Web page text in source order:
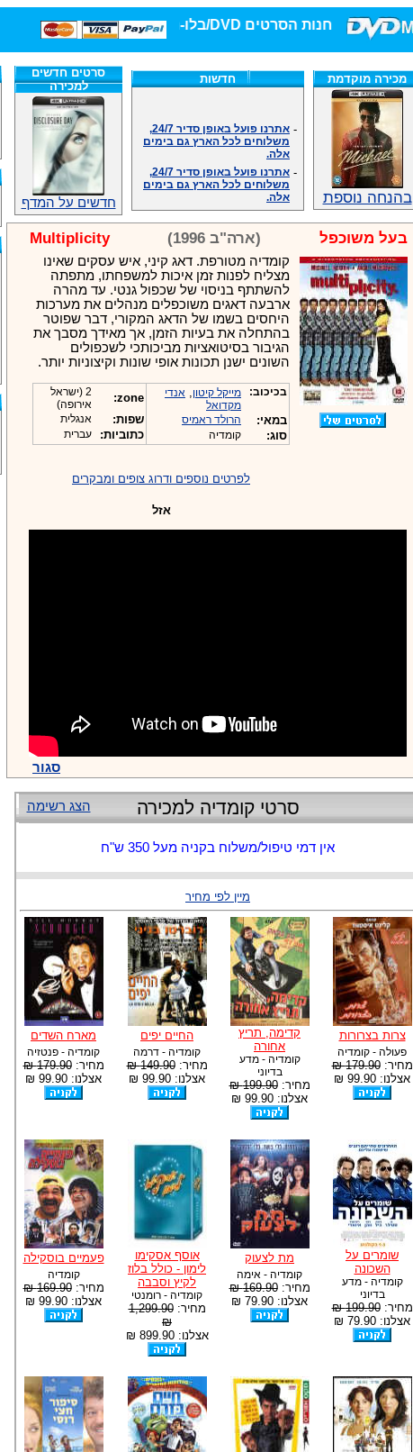
חנות הסרטים DVD/בלו-ריי/3D הגדולה ביותר!
מכירה מוקדמת
בהנחה נוספת
חדשות
משלוחים לכל הארץ גם בימים
אלה.
משלוחים לכל הארץ גם בימים
אלה.
אנחנו כאן לכול שאלה וזמינים
מענה טלפוני: 09-7652392
צוות דיוידי מאסטר ישיר.
זמינים במייל ובטלפון. האתר
לרשותכם פעיל 24/7
צוות דיוידי מאסטר ישיר.
אנחנו כאן לכול שאלה וזמינים
במענה הטלפוני שלנו.ובמייל
.האתר לרשותכם 24/7
צוות דיוידי מאסטר ישיר.
סרטים חדשים
למכירה
חדשים על המדף
בעל משוכפל (ארה"ב 1996) Multiplicity
קומדיה מטורפת. דאג קיני, איש עסקים שאינו
מצליח לפנות זמן איכות למשפחתו, מתפתה
להשתתף בניסוי של שכפול גנטי. עד מהרה
ארבעה דאגים משוכפלים מנהלים את מערכות
היחסים בשמו של הדאג המקורי, דבר שפוטר
בהתחלה את בעיות הזמן, אך מאידך מסבך את
הגיבור בסיטואציות מביכותכי לשכפולים
השונים ישנן תכונות אופי שונות וקיצוניות יותר.
בכיכוב: מייקל קיטון, אנדי
מקדואל
במאי: הרולד ראמיס
סוג: קומדיה
zone:
2 (ישראל
אירופה)
שפות: אנגלית
כתוביות: עברית
לפרטים נוספים ודרוג צופים ומבקרים
אזל
סגור
הצג רשימה סרטי קומדיה למכירה
אין דמי טיפול/משלוח בקניה מעל 350 ש"ח
מיין לפי מחיר
צרות בצרורות
פעולה - קומדיה
מחיר:179.90 ₪
אצלנו: 99.90 ₪
קדימה, תריץ
אחורה
קומדיה - מדע
בדיוני
מחיר:199.90 ₪
אצלנו: 99.90 ₪
החיים יפים
קומדיה - דרמה
מחיר:149.90 ₪
אצלנו: 99.90 ₪
מארח השדים
קומדיה - פנטזיה
מחיר:179.90 ₪
אצלנו: 99.90 ₪
שומרים על
השכונה
קומדיה - מדע
בדיוני
מחיר:199.90 ₪
אצלנו: 79.90 ₪
מת לצעוק
קומדיה - אימה
מחיר:169.90 ₪
אצלנו: 79.90 ₪
אוסף אסקימו
לימון - כולל בלוז
לקיץ וסבבה
קומדיה - רומנטי
מחיר:1,299.90
₪
אצלנו: 899.90 ₪
פעמיים בוסקילה
קומדיה
מחיר:169.90 ₪
אצלנו: 99.90 ₪